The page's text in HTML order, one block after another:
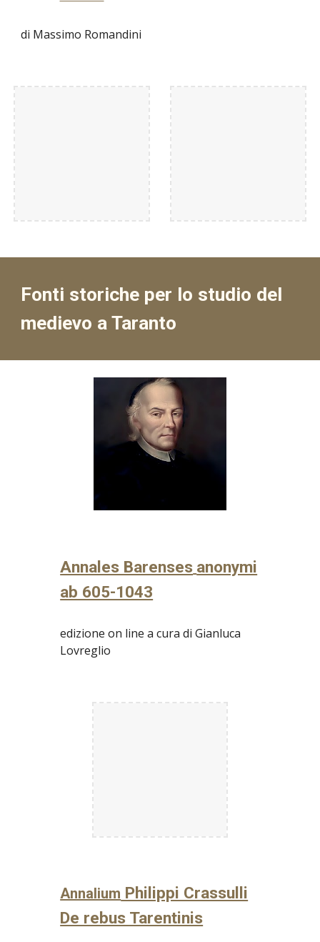
di Massimo Romandini
Fonti storiche per lo studio del
medievo a Taranto
Annales Barenses anonymi
ab 605-1043
edizione on line a cura di Gianluca
Lovreglio
Annalium Philippi Crassulli
De rebus Tarentinis